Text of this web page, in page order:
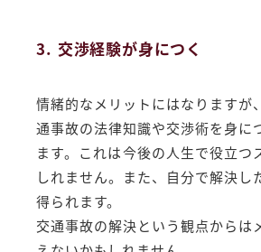
3. 交渉経験が身につく
情緒的なメリットにはなりますが
通事故の法律知識や交渉術を身に
ます。これは今後の人生で役立つ
しれません。また、自分で解決し
得られます。
交通事故の解決という観点からは